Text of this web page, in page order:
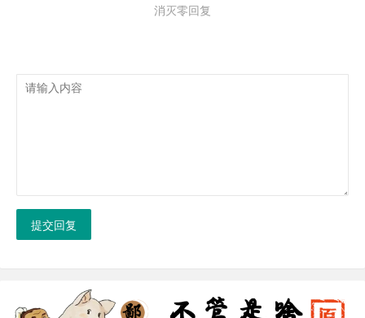
消灭零回复
提交回复